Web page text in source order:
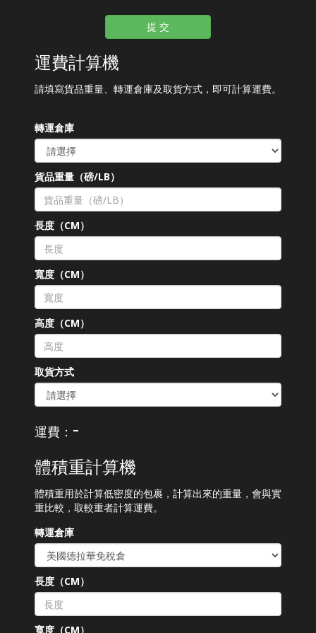
提 交
運費計算機
請填寫貨品重量、轉運倉庫及取貨方式，即可計算運費。
轉運倉庫
貨品重量（磅/LB）
長度（CM）
寬度（CM）
高度（CM）
取貨方式
運費： -
體積重計算機
體積重用於計算低密度的包裹，計算出來的重量，會與實
重比較，取較重者計算運費。
轉運倉庫
長度（CM）
寬度（CM）